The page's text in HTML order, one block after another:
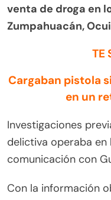
venta de droga en
Zumpahuacán,
TE
Cargaban pistola
en un
Investigaciones
delictiva operaba
comunicación con
Con la información